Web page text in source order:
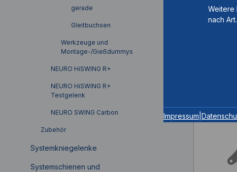
gerade
Gleitbuchsen
Werkzeuge und
Montage-/Gießdummys
NEURO HiSWING R+
NEURO HiSWING R+
Testgelenk
NEURO SWING Carbon
Zubehör
Systemkniegelenke
Systemschienen und
Niet,
rechtes
Weitere
nach
Impressum